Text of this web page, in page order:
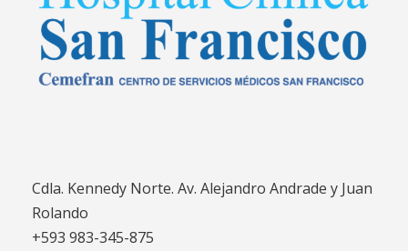
Cdla. Kennedy Norte. Av. Alejandro Andrade y Juan
Rolando
+593 983-345-875